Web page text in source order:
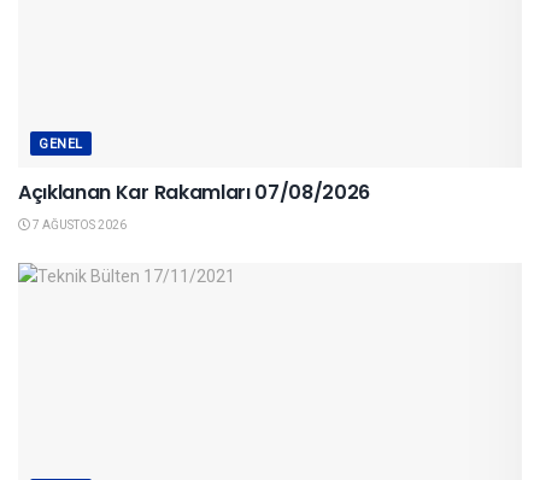
GENEL
Açıklanan Kar Rakamları 07/08/2026
7 AĞUSTOS 2026